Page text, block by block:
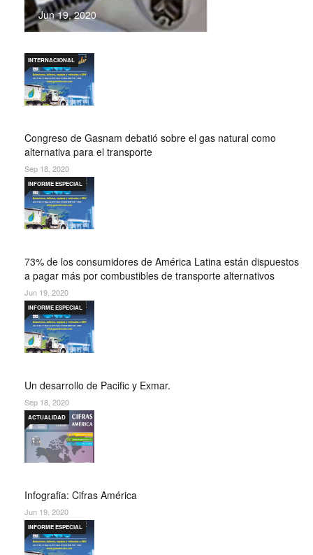
Jun 19, 2020
Congreso de Gasnam debatió sobre el gas natural como
alternativa para el transporte
INTERNACIONAL
Sep 18, 2020
73% de los consumidores de América Latina están dispuestos
a pagar más por combustibles de transporte alternativos
INFORME ESPECIAL
Jun 19, 2020
Un desarrollo de Pacific y Exmar.
INFORME ESPECIAL
Sep 18, 2020
Infografia: Cifras América
ACTUALIDAD
Jun 19, 2020
INFORME ESPECIAL